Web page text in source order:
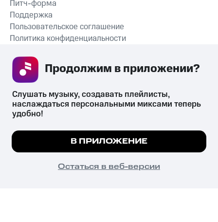
СКАЧАТЬ ПРИЛОЖЕНИЕ
Питч-форма
Поддержка
Пользовательское соглашение
Политика конфиденциальности
психотропных веществ, их аналогов причиняет вред здоровью,
их незаконный оборот запрещён и влечёт установленную
законодательством ответственность.
© 2026 ООО «КИОН».
Все права защищены
Мы используем куки, чтобы на сайте все
Подробнее
ПОНЯТНО
Слушать музыку, создавать плейлисты,
наслаждаться персональными миксами теперь
удобно!
В ПРИЛОЖЕНИЕ
Остаться в веб-версии